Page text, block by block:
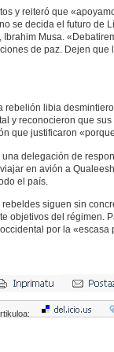
y reiteró que
se decida el futuro de
Musa.
de paz. Dejen que
rebelión libia
y reconocieron que
que justificaron
delegación de
en avión a
el país.
siguen sin
objetivos del régimen.
por la «escasa